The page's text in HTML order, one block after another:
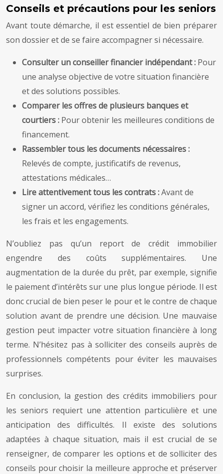
Conseils et précautions pour les seniors
Avant toute démarche, il est essentiel de bien préparer
son dossier et de se faire accompagner si nécessaire.
Consulter un conseiller financier indépendant : Pour
une analyse objective de votre situation financière
et des solutions possibles.
Comparer les offres de plusieurs banques et
courtiers : Pour obtenir les meilleures conditions de
financement.
Rassembler tous les documents nécessaires :
Relevés de compte, justificatifs de revenus,
attestations médicales…
Lire attentivement tous les contrats :Avant de
signer un accord, vérifiez les conditions générales,
les frais et les engagements.
N’oubliez pas qu’un report de crédit immobilier
engendre des coûts supplémentaires. Une
augmentation de la durée du prêt, par exemple, signifie
le paiement d’intérêts sur une plus longue période. Il est
donc crucial de bien peser le pour et le contre de chaque
solution avant de prendre une décision. Une mauvaise
gestion peut impacter votre situation financière à long
terme. N’hésitez pas à solliciter des conseils auprès de
professionnels compétents pour éviter les mauvaises
surprises.
En conclusion, la gestion des crédits immobiliers pour
les seniors requiert une attention particulière et une
anticipation des difficultés. Il existe des solutions
adaptées à chaque situation, mais il est crucial de se
renseigner, de comparer les options et de solliciter des
conseils pour choisir la meilleure approche et préserver